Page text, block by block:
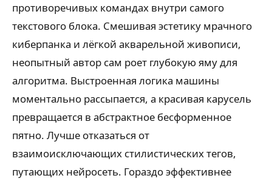
противоречивых командах внутри самого
текстового блока. Смешивая эстетику мрачного
киберпанка и лёгкой акварельной живописи,
неопытный автор сам роет глубокую яму для
алгоритма. Выстроенная логика машины
моментально рассыпается, а красивая карусель
превращается в абстрактное бесформенное
пятно. Лучше отказаться от
взаимоисключающих стилистических тегов,
путающих нейросеть. Гораздо эффективнее